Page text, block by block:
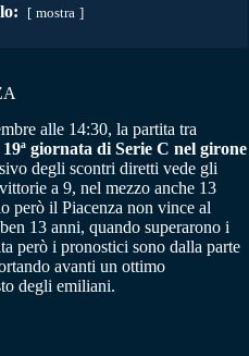
mostra
alle 14:30, la partita tra
19ª giornata di Serie C nel girone
degli scontri diretti vede gli
a 9, nel mezzo anche 13
però il Piacenza non vince al
13 anni, quando superarono i
però i pronostici sono dalla parte
avanti un ottimo
degli emiliani.